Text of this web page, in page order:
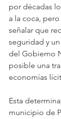
por décadas
a la coca,
señalar que
seguridad y
del Gobierno
posible una
economías
Esta
municipio de